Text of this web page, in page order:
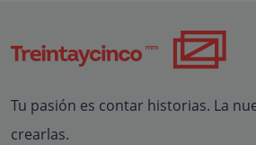
Tu pasión es contar historias. La
crearlas.